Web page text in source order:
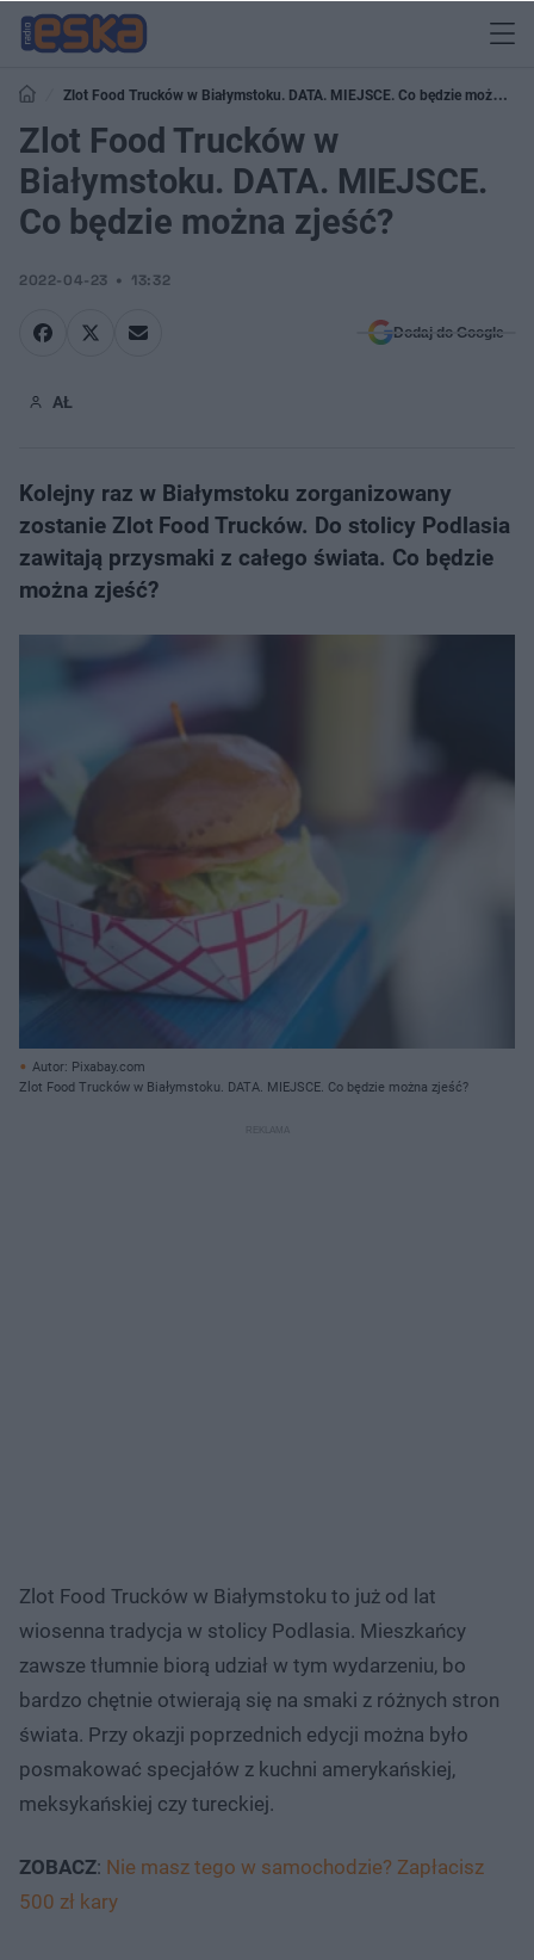
Zlot Food Trucków w Białymstoku. DATA. MIEJSCE. Co będzie można
zjeść?
Zlot Food Trucków w
Białymstoku. DATA. MIEJSCE.
Co będzie można zjeść?
2022-04-23 13:32
Dodaj do Google
AŁ
Kolejny raz w Białymstoku zorganizowany
zostanie Zlot Food Trucków. Do stolicy Podlasia
zawitają przysmaki z całego świata. Co będzie
można zjeść?
Autor: Pixabay.com
Zlot Food Trucków w Białymstoku. DATA. MIEJSCE. Co będzie można zjeść?
Zlot Food Trucków w Białymstoku to już od lat
wiosenna tradycja w stolicy Podlasia. Mieszkańcy
zawsze tłumnie biorą udział w tym wydarzeniu, bo
bardzo chętnie otwierają się na smaki z różnych stron
świata. Przy okazji poprzednich edycji można było
posmakować specjałów z kuchni amerykańskiej,
meksykańskiej czy tureckiej.
ZOBACZ: Nie masz tego w samochodzie? Zapłacisz
500 zł kary